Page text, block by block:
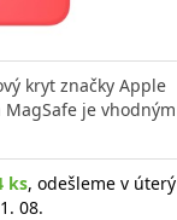
kryt značky Apple
je vhodným
ks, odešleme v úterý
08.